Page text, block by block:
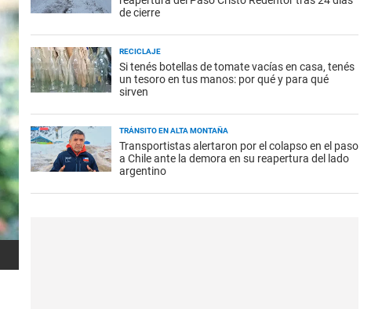
de cierre
RECICLAJE
Si tenés botellas de tomate vacías en casa, tenés
un tesoro en tus manos: por qué y para qué
sirven
TRÁNSITO EN ALTA MONTAÑA
Transportistas alertaron por el colapso en el paso
a Chile ante la demora en su reapertura del lado
argentino